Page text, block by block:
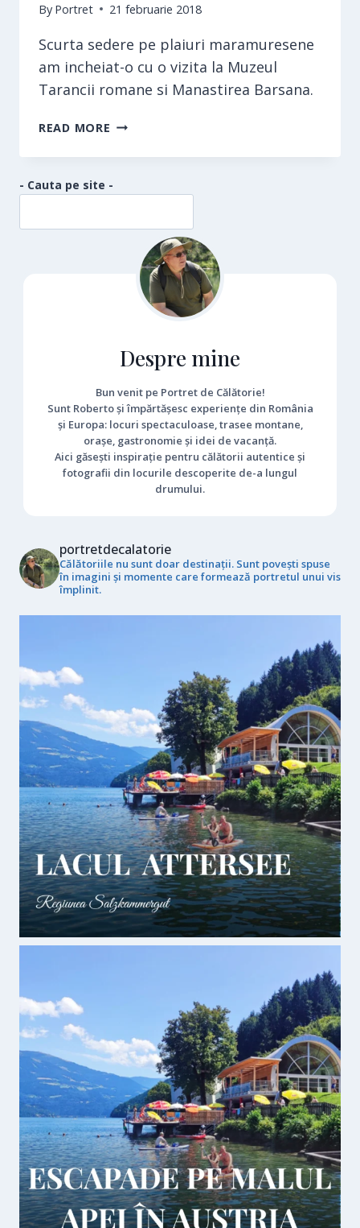
By Portret 21 februarie 2018
Scurta sedere pe plaiuri maramuresene
am incheiat-o cu o vizita la Muzeul
Tarancii romane si Manastirea Barsana.
READ MORE MUZEUL
ROMÂNE
- Cauta pe site -
Despre mine
Bun venit pe Portret de Călătorie!
Sunt Roberto și împărtășesc experiențe din România
și Europa: locuri spectaculoase, trasee montane,
orașe, gastronomie și idei de vacanță.
Aici găsești inspirație pentru călătorii autentice și
fotografii din locurile descoperite de-a lungul
drumului.
portretdecalatorie
Călătoriile nu sunt doar destinații. Sunt povești spuse
în imagini și momente care formează portretul unui vis
împlinit.